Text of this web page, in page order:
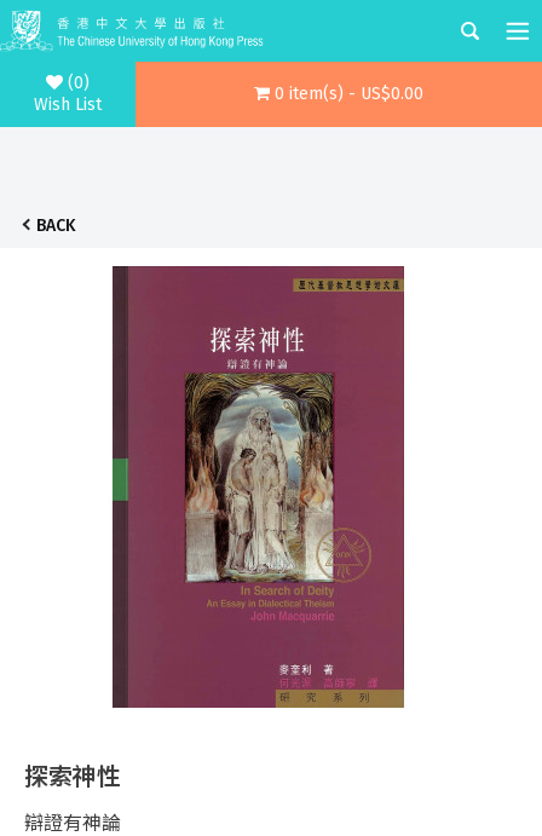
(0)
Wish List
0 item(s) - US$0.00
BACK
探索神性
辯證有神論